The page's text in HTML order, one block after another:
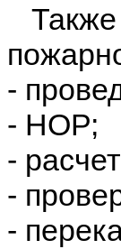
Также
-
- НОР;
-
-
-